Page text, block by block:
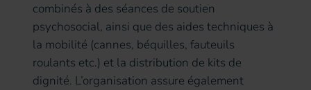
combinés à des séances de soutien
psychosocial, ainsi que des aides techniques à
la mobilité (cannes, béquilles, fauteuils
roulants etc.) et la distribution de kits de
dignité. L’organisation assure également